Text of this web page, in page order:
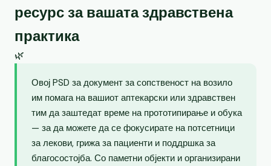
ресурс за вашата здравствена
практика
🌿
Овој PSD за документ за сопственост на возило
им помага на вашиот аптекарски или здравствен
тим да заштедат време на прототипирање и обука
— за да можете да се фокусирате на потсетници
за лекови, грижа за пациенти и поддршка за
благосостојба. Со паметни објекти и организирани